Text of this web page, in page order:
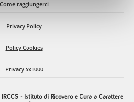
Come raggiungerci
Privacy Policy
Policy Cookies
Privacy 5x1000
- Istituto di Ricovero e Cura a Carattere